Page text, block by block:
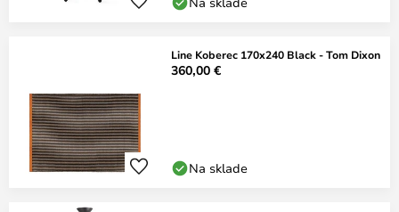
Line Koberec 170x240 Black - Tom Dixon
360,00 €
Na sklade